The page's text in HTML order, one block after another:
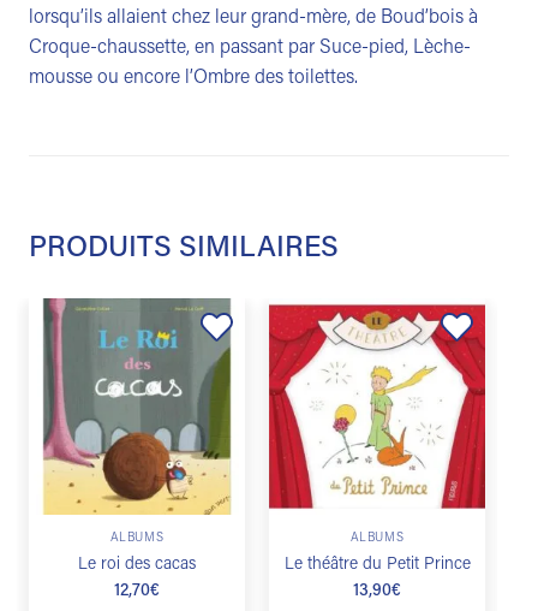
lorsqu’ils allaient chez leur grand-mère, de Boud’bois à
Croque-chaussette, en passant par Suce-pied, Lèche-
mousse ou encore l’Ombre des toilettes.
PRODUITS SIMILAIRES
Ajouter
à la
liste de
ALBUMS
Le roi des cacas
12,70€
Ajouter
à la
liste de
souhaits
ALBUMS
Le théâtre du Petit Prince
13,90€